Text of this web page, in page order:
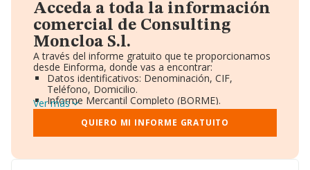
Acceda a toda la información
comercial de Consulting
Moncloa S.l.
A través del informe gratuito que te proporcionamos
desde Einforma, donde vas a encontrar:
Datos identificativos: Denominación, CIF,
Teléfono, Domicilio.
Informe Mercantil Completo (BORME).
Gráficos de Evolución Ventas y Empleados.
Consejo de Administración y Administradores.
Directivos y Ejecutivos.
Ver más
QUIERO MI INFORME GRATUITO